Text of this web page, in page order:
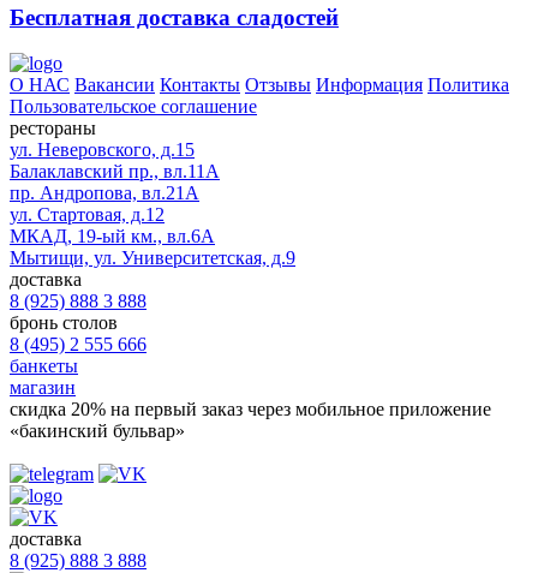
Бесплатная доставка сладостей
О НАС Вакансии Контакты Отзывы Информация Политика
Пользовательское соглашение
рестораны
ул. Неверовского, д.15
Балаклавский пр., вл.11А
пр. Андропова, вл.21А
ул. Стартовая, д.12
МКАД, 19-ый км., вл.6А
Мытищи, ул. Университетская, д.9
доставка
8 (925) 888 3 888
бронь столов
8 (495) 2 555 666
банкеты
магазин
скидка 20% на первый заказ через мобильное приложение
«бакинский бульвар»
доставка
8 (925) 888 3 888